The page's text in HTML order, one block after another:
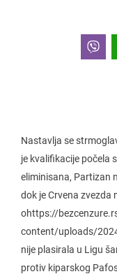
Nastavlja se
je kvalifikacije počela
eliminisana, Partizan
dok je Crvena zvezda
ohttps://
content/uploads/
nije plasirala u Ligu
protiv kiparskog